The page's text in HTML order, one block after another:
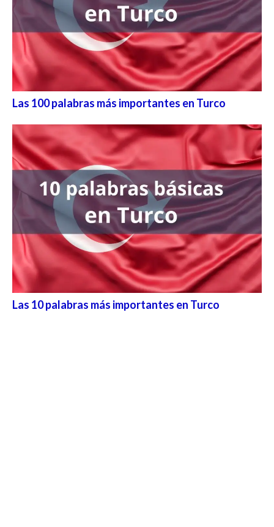
Las 100 palabras más importantes en Turco
Las 10 palabras más importantes en Turco